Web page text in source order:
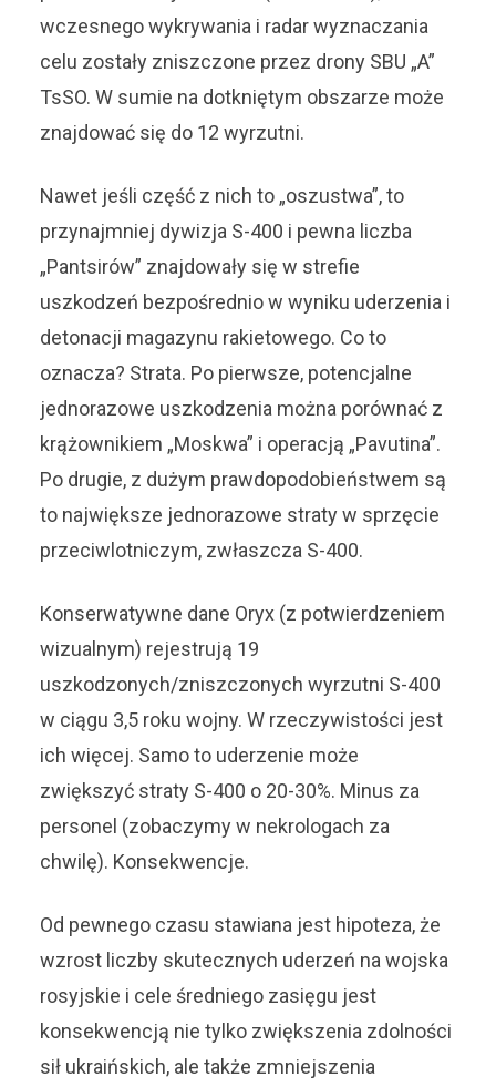
wczesnego wykrywania i radar wyznaczania
celu zostały zniszczone przez drony SBU „A”
TsSO. W sumie na dotkniętym obszarze może
znajdować się do 12 wyrzutni.
Nawet jeśli część z nich to „oszustwa”, to
przynajmniej dywizja S-400 i pewna liczba
„Pantsirów” znajdowały się w strefie
uszkodzeń bezpośrednio w wyniku uderzenia i
detonacji magazynu rakietowego. Co to
oznacza? Strata. Po pierwsze, potencjalne
jednorazowe uszkodzenia można porównać z
krążownikiem „Moskwa” i operacją „Pavutina”.
Po drugie, z dużym prawdopodobieństwem są
to największe jednorazowe straty w sprzęcie
przeciwlotniczym, zwłaszcza S-400.
Konserwatywne dane Oryx (z potwierdzeniem
wizualnym) rejestrują 19
uszkodzonych/zniszczonych wyrzutni S-400
w ciągu 3,5 roku wojny. W rzeczywistości jest
ich więcej. Samo to uderzenie może
zwiększyć straty S-400 o 20-30%. Minus za
personel (zobaczymy w nekrologach za
chwilę). Konsekwencje.
Od pewnego czasu stawiana jest hipoteza, że ​​
wzrost liczby skutecznych uderzeń na wojska
rosyjskie i cele średniego zasięgu jest
konsekwencją nie tylko zwiększenia zdolności
sił ukraińskich, ale także zmniejszenia